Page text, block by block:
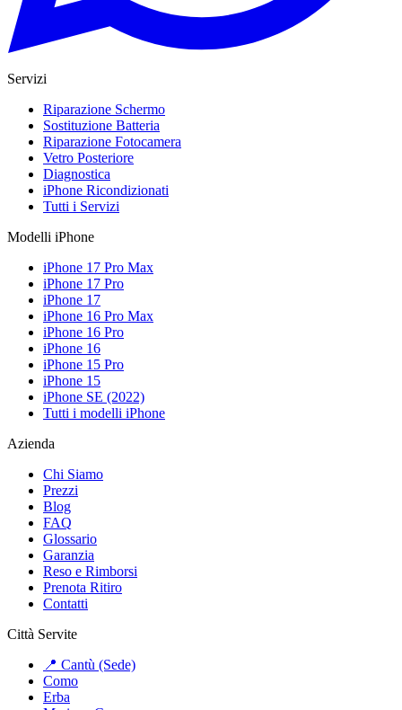
Servizi
Riparazione Schermo
Sostituzione Batteria
Riparazione Fotocamera
Vetro Posteriore
Diagnostica
iPhone Ricondizionati
Tutti i Servizi
Modelli iPhone
iPhone 17 Pro Max
iPhone 17 Pro
iPhone 17
iPhone 16 Pro Max
iPhone 16 Pro
iPhone 16
iPhone 15 Pro
iPhone 15
iPhone SE (2022)
Tutti i modelli iPhone
Azienda
Chi Siamo
Prezzi
Blog
FAQ
Glossario
Garanzia
Reso e Rimborsi
Prenota Ritiro
Contatti
Città Servite
📍 Cantù (Sede)
Como
Erba